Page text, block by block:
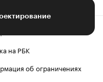
на РБК
об ограничениях